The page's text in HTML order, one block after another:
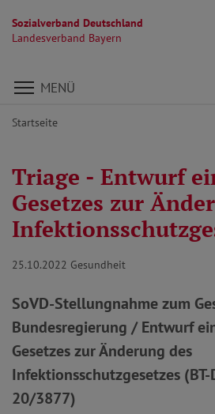
Sozialverband Deutschland
Landesverband Bayern
Direkt zu den Inhalten springen
MENÜ
Startseite
Triage - Entwurf
Gesetzes zur
25.10.2022 Gesundheit
SoVD-Stellungnahme zum
Bundesregierung / Entwurf
Gesetzes zur Änderung des
Infektionsschutzgesetzes
20/3877)